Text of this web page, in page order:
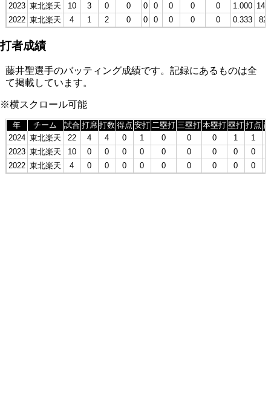
2023 東北楽天 10 3 0 0 0 0 0 0 0 1.000 148
2022 東北楽天 4 1 2 0 0 0 0 0 0 0.333 82
打者成績
藤井聖選手のバッティング成績です。記録にあるものは全
て掲載しています。
※横スクロール可能
年 チーム 試合 打席 打数 得点 安打 二塁打 三塁打 本塁打 塁打 打点
2024 東北楽天 22 4 4 0 1 0 0 0 1 1
2023 東北楽天 10 0 0 0 0 0 0 0 0 0
2022 東北楽天 4 0 0 0 0 0 0 0 0 0